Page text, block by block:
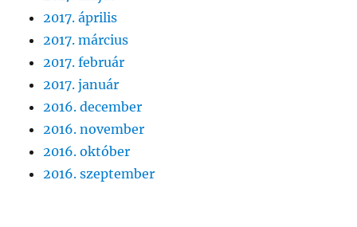
2017. április
2017. március
2017. február
2017. január
2016. december
2016. november
2016. október
2016. szeptember